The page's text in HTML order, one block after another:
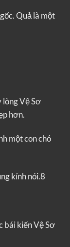
Quả là một
lòng Vệ Sơ
hơn.
một con chó
kính nói.8
bái kiến Vệ Sơ